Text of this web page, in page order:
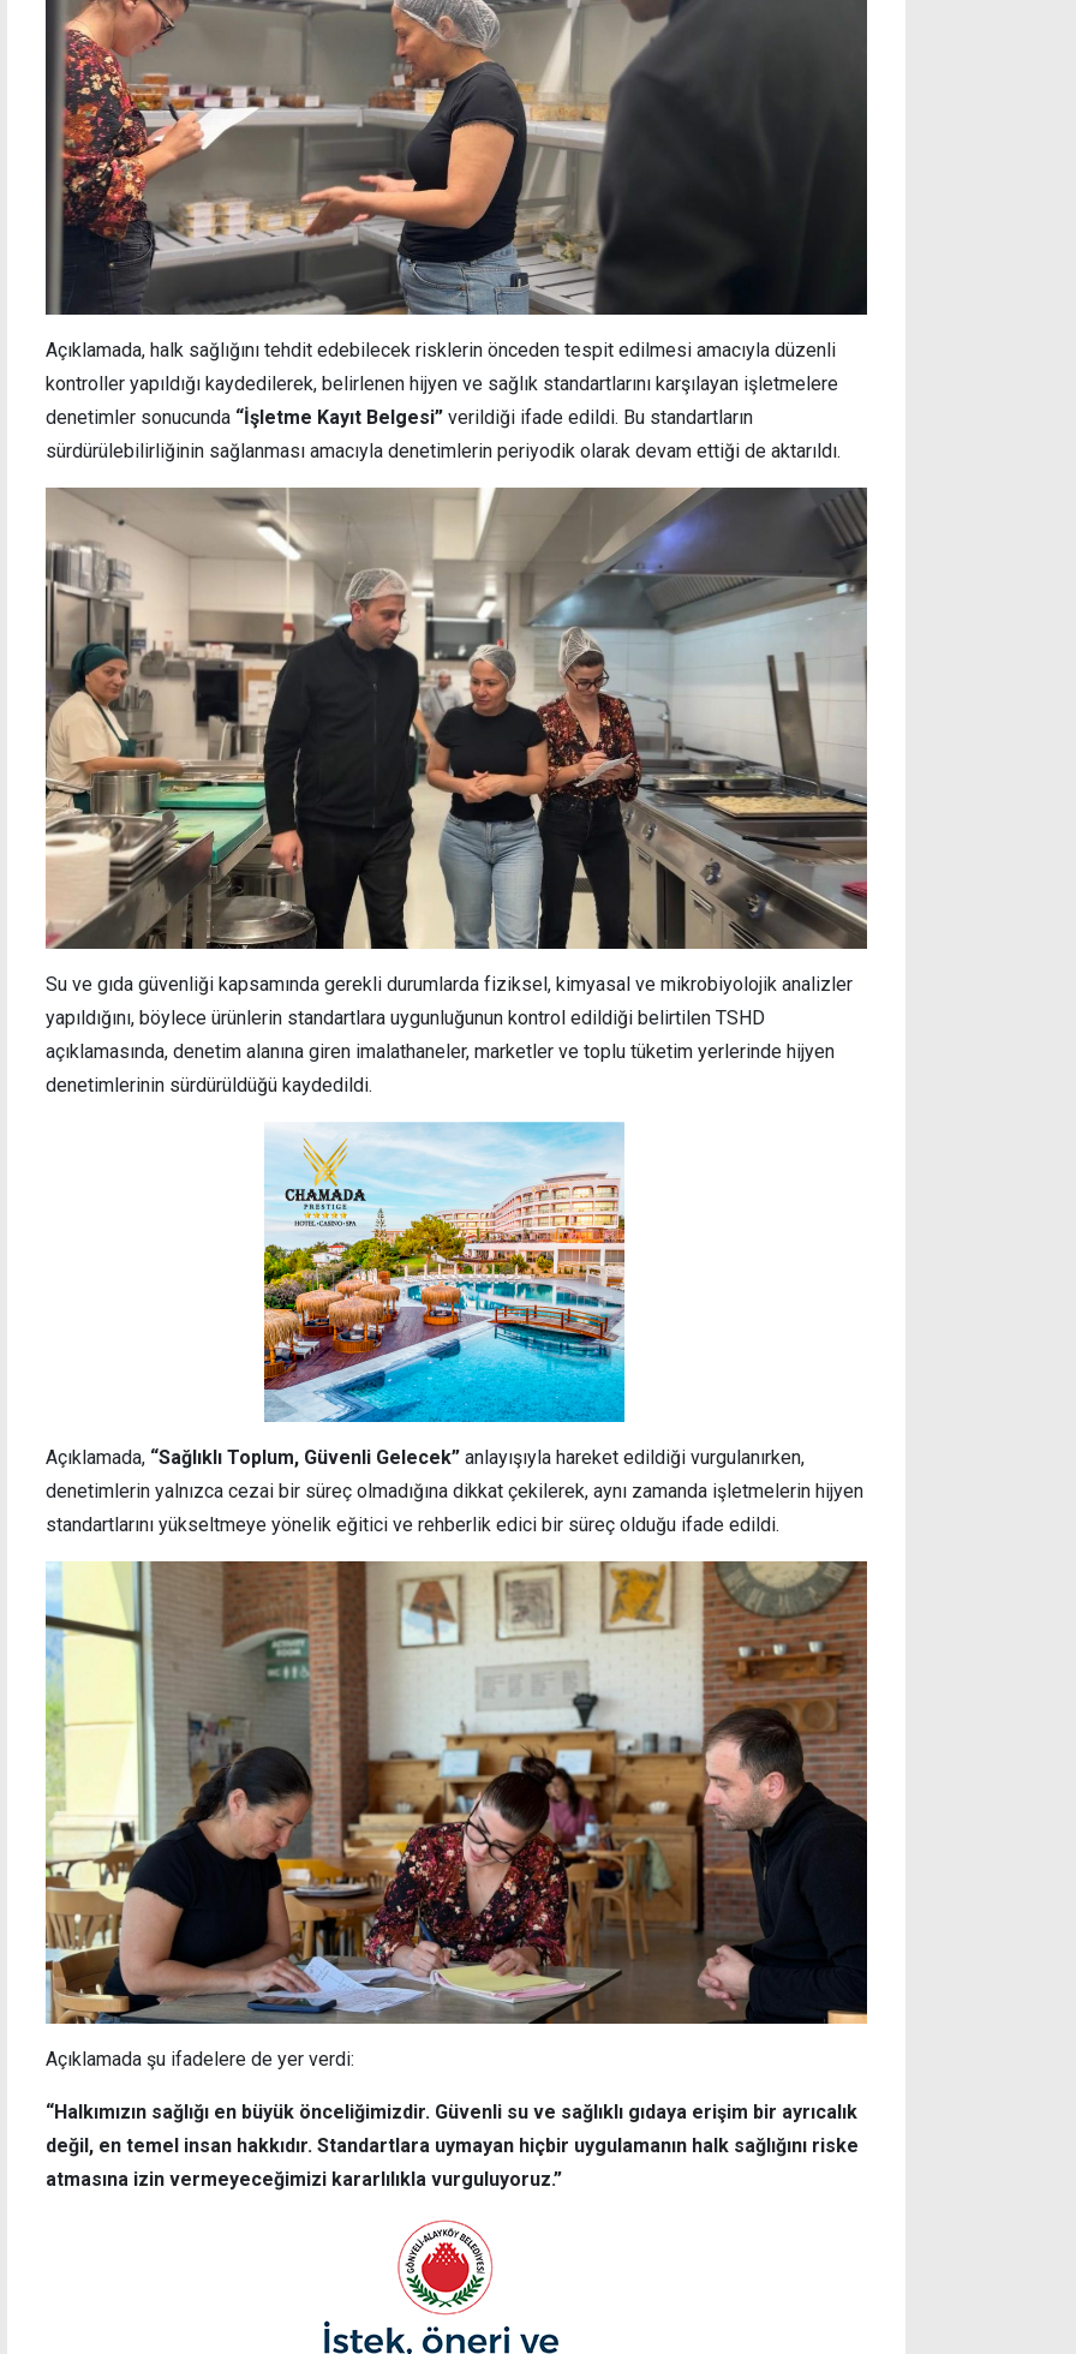
Açıklamada, halk sağlığını tehdit edebilecek risklerin önceden tespit edilmesi amacıyla düzenli
kontroller yapıldığı kaydedilerek, belirlenen hijyen ve sağlık standartlarını karşılayan işletmelere
denetimler sonucunda “İşletme Kayıt Belgesi” verildiği ifade edildi. Bu standartların
sürdürülebilirliğinin sağlanması amacıyla denetimlerin periyodik olarak devam ettiği de aktarıldı.
Su ve gıda güvenliği kapsamında gerekli durumlarda fiziksel, kimyasal ve mikrobiyolojik analizler
yapıldığını, böylece ürünlerin standartlara uygunluğunun kontrol edildiği belirtilen TSHD
açıklamasında, denetim alanına giren imalathaneler, marketler ve toplu tüketim yerlerinde hijyen
denetimlerinin sürdürüldüğü kaydedildi.
Açıklamada, “Sağlıklı Toplum, Güvenli Gelecek” anlayışıyla hareket edildiği vurgulanırken,
denetimlerin yalnızca cezai bir süreç olmadığına dikkat çekilerek, aynı zamanda işletmelerin hijyen
standartlarını yükseltmeye yönelik eğitici ve rehberlik edici bir süreç olduğu ifade edildi.
Açıklamada şu ifadelere de yer verdi:
“Halkımızın sağlığı en büyük önceliğimizdir. Güvenli su ve sağlıklı gıdaya erişim bir ayrıcalık
değil, en temel insan hakkıdır. Standartlara uymayan hiçbir uygulamanın halk sağlığını riske
atmasına izin vermeyeceğimizi kararlılıkla vurguluyoruz.”